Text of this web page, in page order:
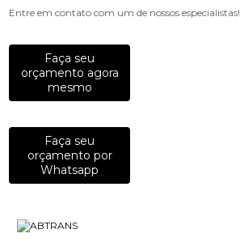
Entre em contato com um de nossos especialistas!
Faça seu
orçamento agora
mesmo
Faça seu
orçamento por
Whatsapp